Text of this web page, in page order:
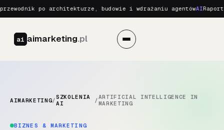
po architekturze, budowie i wdrażaniu agentówAIRaport
ai aimarketing.pl
AIMARKETING/SZKOLENIA
AI
/ARTIFICIAL INTELLIGENCE IN
MARKETING
BIZNES & MARKETING